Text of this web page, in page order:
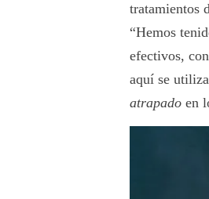
tratamientos
“Hemos
efectivos,
aquí se
atrapado en